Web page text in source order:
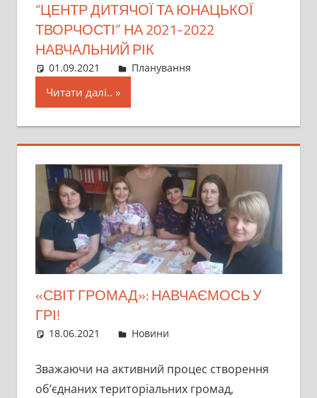
“ЦЕНТР ДИТЯЧОЇ ТА ЮНАЦЬКОЇ
ТВОРЧОСТІ” НА 2021-2022
НАВЧАЛЬНИЙ РІК
01.09.2021 director
Планування
Читати далі..
«СВІТ ГРОМАД»: НАВЧАЄМОСЬ У
ГРІ!
18.06.2021 director
Новини
Зважаючи на активний процес створення
об’єднаних територіальних громад,